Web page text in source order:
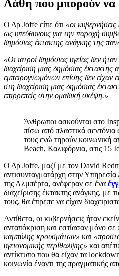
Λάθη που μπορούν να
Ο Δρ Joffe είπε ότι «οι
ως υπεύθυνους για την παροχή
δημόσιας έκτακτης ανάγκης της
«Οι ιατροί δημόσιας υγείας δεν
διαχείριση μιας δημόσιας
εμπειρογνωμόνων επίσης δεν είχαν
στη διαχείριση μιας δημόσιας
επιρρεπείς στην ομαδική σκέψη.»
Άνθρωποι ασκούνται στο
πίσω από πλαστικά σεντόνια
τους ενώ τηρούν κοινωνική
Beach, Καλιφόρνια, στις 15
Ο Δρ Joffe, μαζί με τον David
αντισυνταγματάρχη στην Υπηρεσία
της Αλμπέρτα, ανέφεραν σε ένα
διαχείρισης έκτακτης ανάγκης, με
τους, θα έπρεπε να είχαν
Αντίθετα, οι κυβερνήσεις ήταν
ανταπόκριση και εστίασαν μόνο
καμπύλης κρουσμάτων» και
υγειονομικής περίθαλψης» και
αντίκτυπο που θα είχαν τα
κοινωνία έναντι της πραγματικής